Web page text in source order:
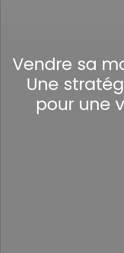
Vendre sa
Une
pour une